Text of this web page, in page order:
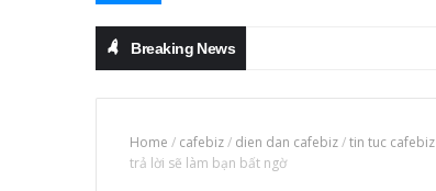
Breaking News
Home / cafebiz/ dien dan cafebiz/tin tuc cafebiz
trả lời sẽ làm bạn bất ngờ